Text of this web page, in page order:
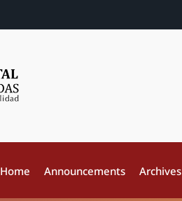
Home Announcements Archives